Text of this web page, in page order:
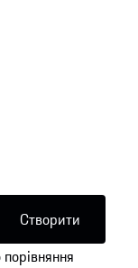
Створити